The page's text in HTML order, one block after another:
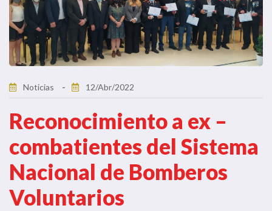
Noticias 12/Abr/2022
Reconocimiento a ex –
combatientes del Sistema
Nacional de Bomberos
Voluntarios